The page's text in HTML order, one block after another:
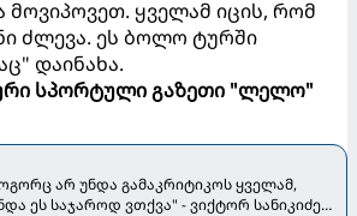
მოვიპოვეთ. ყველამ იცის, რომ
ძლევა. ეს ბოლო ტურში
დაინახა.
სპორტული გაზეთი "ლელო"
არ უნდა გამაკრიტიკოს ყველამ,
ეს საჯაროდ ვთქვა" - ვიქტორ სანიკიძემ